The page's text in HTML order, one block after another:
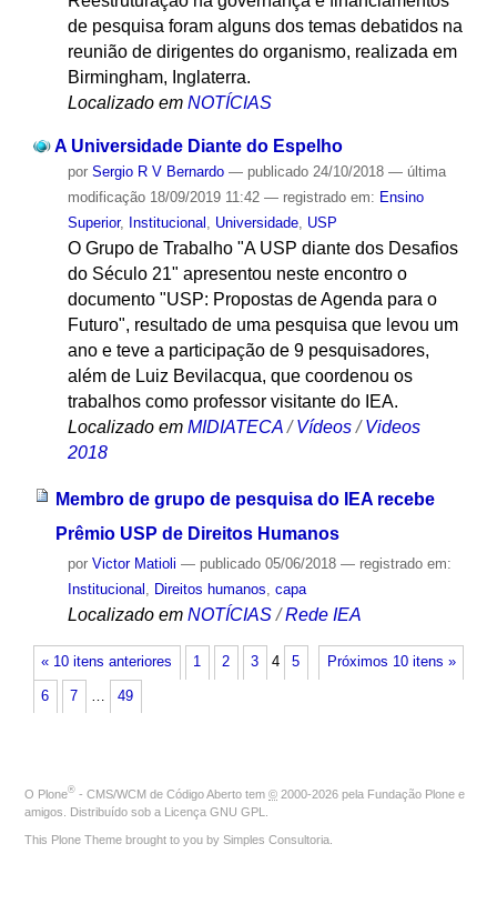
de pesquisa foram alguns dos temas debatidos na
reunião de dirigentes do organismo, realizada em
Birmingham, Inglaterra.
Localizado em NOTÍCIAS
A Universidade Diante do Espelho
por Sergio R V Bernardo — publicado24/10/2018 — última
modificação18/09/2019 11:42 — registrado em: Ensino
Superior, Institucional Universidade, USP
O Grupo de Trabalho "A USP diante dos Desafios
do Século 21" apresentou neste encontro o
documento "USP: Propostas de Agenda para o
Futuro", resultado de uma pesquisa que levou um
ano e teve a participação de 9 pesquisadores,
além de Luiz Bevilacqua, que coordenou os
trabalhos como professor visitante do IEA.
Localizado em MIDIATECA /Vídeos /Videos
2018
Membro de grupo de pesquisa do IEA recebe
Prêmio USP de Direitos Humanos
por Victor Matioli — publicado05/06/2018 — registrado em:
Institucional , Direitos humanos, capa
Localizado em NOTÍCIAS /Rede IEA
« 10 itens anteriores Próximos 10 itens »
1 2 3 4 5
6 7 … 49
O Plone® - CMS/WCM de Código Aberto tem © 2000-2026 pela Fundação Plone e
amigos. Distribuído sob a Licença GNU GPL
This Plone Theme brought to you by Simples Consultoria